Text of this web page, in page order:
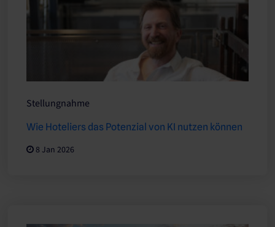
Stellungnahme
Wie Hoteliers das Potenzial von KI nutzen können
8 Jan 2026